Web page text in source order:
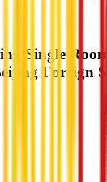
Single
Foreign